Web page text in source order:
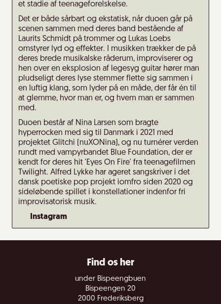
et stadie af teenageforelskelse.
Det er både sårbart og ekstatisk, når duoen går på
scenen sammen med deres band bestående af
Laurits Schmidt på trommer og Lukas Loebs
omstyrer lyd og effekter. I musikken trækker de på
deres brede musikalske råderum, improviserer og
hen over en eksplosion af legesyg guitar hører man
pludseligt deres lyse stemmer flette sig sammen i
en luftig klang, som lyder på en måde, der får én til
at glemme, hvor man er, og hvem man er sammen
med.
Duoen består af Nina Larsen som bragte
hyperrocken med sig til Danmark i 2021 med
projektet Glitchi (nuXONina), og nu turnérer verden
rundt med vampyrbandet Blue Foundation, der er
kendt for deres hit 'Eyes On Fire' fra teenagefilmen
Twilight. Alfred Lykke har ageret sangskriver i det
dansk poetiske pop projekt iomfro siden 2020 og
sideløbende spillet i konstellationer indenfor fri
improvisatorisk musik.
Instagram
Find os her
under Bispeengbuen
Bispeengen 20
2000 Frederiksberg